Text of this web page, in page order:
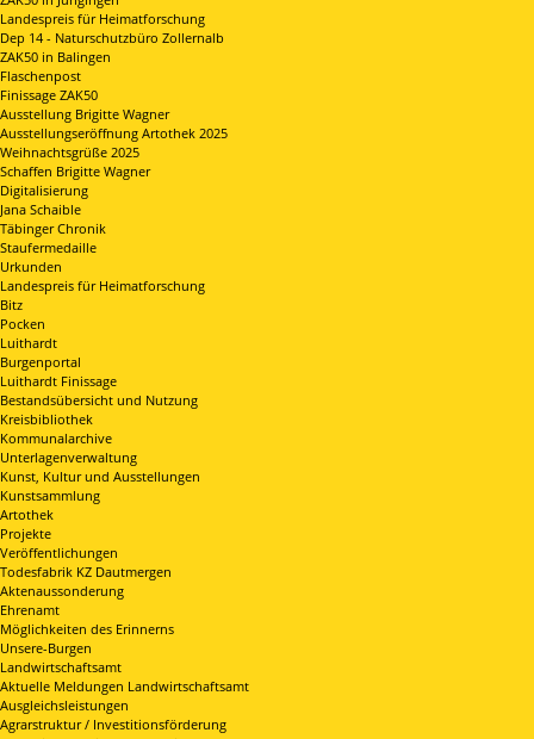
Landespreis für Heimatforschung
Dep 14 - Naturschutzbüro Zollernalb
ZAK50 in Balingen
Flaschenpost
Finissage ZAK50
Ausstellung Brigitte Wagner
Ausstellungseröffnung Artothek 2025
Weihnachtsgrüße 2025
Schaffen Brigitte Wagner
Digitalisierung
Jana Schaible
Täbinger Chronik
Staufermedaille
Urkunden
Landespreis für Heimatforschung
Bitz
Pocken
Luithardt
Burgenportal
Luithardt Finissage
Bestandsübersicht und Nutzung
Kreisbibliothek
Kommunalarchive
Unterlagenverwaltung
Kunst, Kultur und Ausstellungen
Kunstsammlung
Artothek
Projekte
Veröffentlichungen
Todesfabrik KZ Dautmergen
Aktenaussonderung
Ehrenamt
Möglichkeiten des Erinnerns
Unsere-Burgen
Landwirtschaftsamt
Aktuelle Meldungen Landwirtschaftsamt
Ausgleichsleistungen
Agrarstruktur / Investitionsförderung